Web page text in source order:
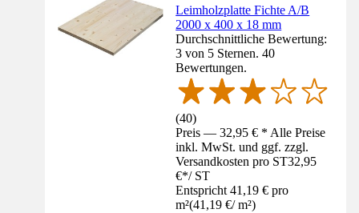
Leimholzplatte Fichte A/B
2000 x 400 x 18 mm
Durchschnittliche Bewertung:
3 von 5 Sternen. 40
Bewertungen.
(40)
Preis — 32,95 € * Alle Preise
inkl. MwSt. und ggf. zzgl.
Versandkosten pro ST32,95
€*/ ST
Entspricht 41,19 € pro
m²(41,19 €/ m²)